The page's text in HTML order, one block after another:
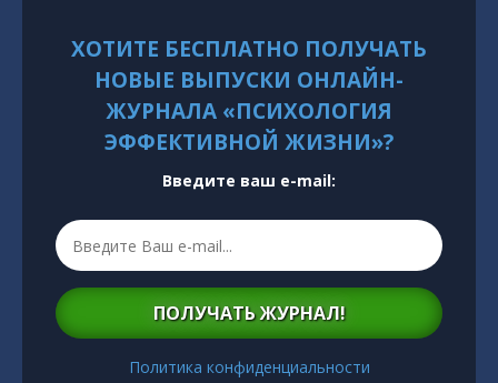
ХОТИТЕ БЕСПЛАТНО ПОЛУЧАТЬ
НОВЫЕ ВЫПУСКИ ОНЛАЙН-
ЖУРНАЛА «ПСИХОЛОГИЯ
ЭФФЕКТИВНОЙ ЖИЗНИ»?
Введите ваш e-mail:
ПОЛУЧАТЬ ЖУРНАЛ!
Политика конфиденциальности